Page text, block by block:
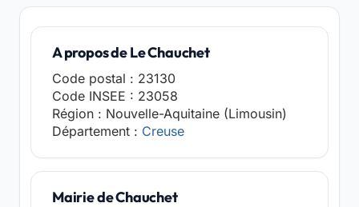
A propos de Le Chauchet
Code postal : 23130
Code INSEE : 23058
Région : Nouvelle-Aquitaine (Limousin)
Département : Creuse
Mairie de Chauchet